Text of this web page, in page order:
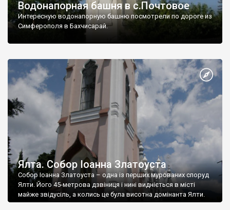
Водонапорная башня в с.Почтовое
Интересную водонапорную башню посмотрели по дороге из
Симферополя в Бахчисарай.
Ялта. Собор Іоанна Златоуста
Собор Іоанна Златоуста – одна із перших мурованих споруд
Ялти. Його 45-метрова дзвіниця і нині видніється в місті
майже звідусіль, а колись це була висотна домінанта Ялти.